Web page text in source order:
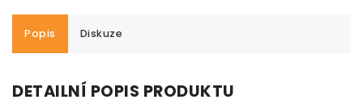
Popis Diskuze
DETAILNÍ POPIS PRODUKTU